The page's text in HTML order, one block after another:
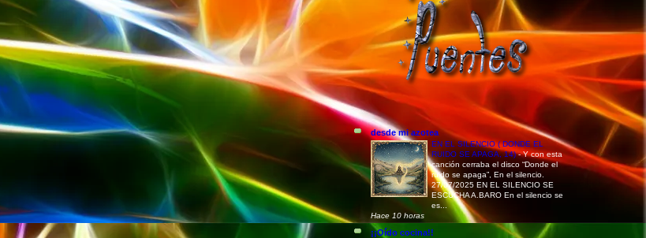
desde mi azotea
EN EL SILENCIO ( DONDE EL
RUIDO SE APAGA, 14)-Y con esta
canción cerraba el disco “Donde el
ruido se apaga”, En el silencio.
27/07/2025 EN EL SILENCIO SE
ESCUCHA A.BARO En el silencio se
es...
Hace 10 horas
¡¡Oído cocina!!